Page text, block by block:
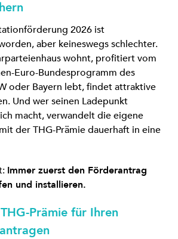
2026 ist
aber keineswegs schlechter.
wohnt, profitiert vom
Euro-Bundesprogramm des
oder Bayern lebt, findet attraktive
Und wer seinen Ladepunkt
macht, verwandelt die eigene
der THG-Prämie dauerhaft in eine
Immer zuerst den Förderantrag
und installieren.
Prämie für Ihren